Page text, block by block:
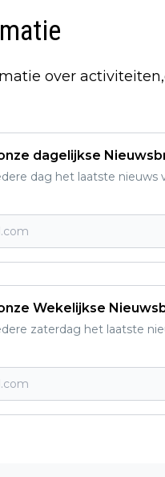
over
dagelijkse
dag het laatste nieuws
Wekelijkse
zaterdag het laatste